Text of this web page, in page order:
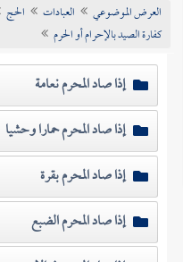
تراجم الأعلام
العرض الموضوعي العبادات الحج
كفارة الصيد بالإحرام أو الحرم
إذا صاد المحرم نعامة
إذا صاد المحرم حمارا وحشيا
إذا صاد المحرم بقرة
إذا صاد المحرم الضبع